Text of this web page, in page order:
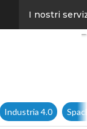
I nostri
Industria 4.0